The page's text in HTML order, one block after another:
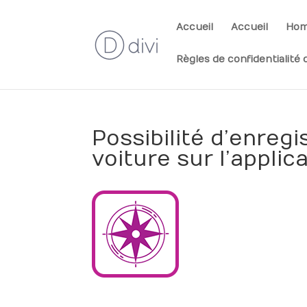
Accueil Accueil
Règles de confidentialité
Possibilité
voiture sur